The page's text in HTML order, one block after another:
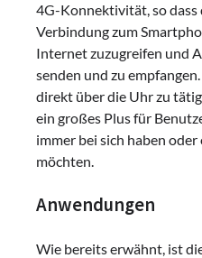
4G-Konnektivität, so dass
Verbindung zum
Internet zuzugreifen und
senden und zu
direkt über die Uhr zu
ein großes Plus für
immer bei sich haben
möchten.
Anwendungen
Wie bereits erwähnt, ist